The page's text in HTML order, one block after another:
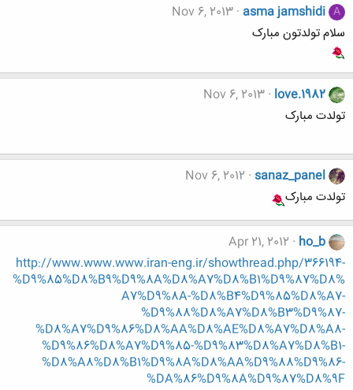
A
asma jamshidi
Nov 6, 2013
سلام تولدتون مبارک
love.1982
Nov 6, 2013
تولدت مبارک
sanaz_panel
Nov 6, 2012
تولدت مبارک
ho_b
Apr 21, 2012
http://www.www.www.iran-eng.ir/showthread.php/366194-
%D9%85%D8%B9%D9%8A%D8%A7%D8%B1%D9%87%D8%
A7%D9%8A-%D8%B4%D9%85%D8%A7-
%D9%88%D8%A7%D8%B3%D9%87-
%D8%A7%D9%86%D8%AA%D8%AE%D8%A7%D8%A8-
%D9%86%D8%A7%D9%85-%D9%83%D8%A7%D8%B1-
%D8%A8%D8%B1%D9%8A%D8%AA%D9%88%D9%86-
%DA%86%D9%8A%D9%87%D8%9F